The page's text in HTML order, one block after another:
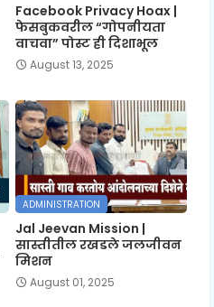
Facebook Privacy Hoax |
फेसबुकवरील “गोपनीयता
वाचवा” पोस्ट ही दिशाभूल
August 13, 2025
ADMINISTRATION
Jal Jeevan Mission |
सास्तीतील रखडले जलजीवन
मिशन
August 01, 2025